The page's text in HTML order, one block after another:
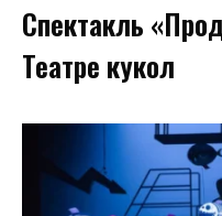
Спектакль
Театре кукол